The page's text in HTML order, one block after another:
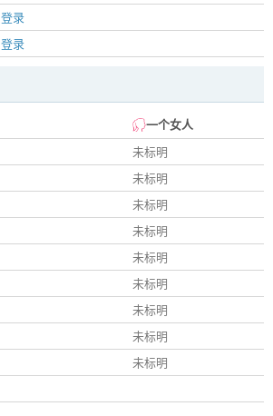
登录
登录
一个女人
未标明
未标明
未标明
未标明
未标明
未标明
未标明
未标明
未标明